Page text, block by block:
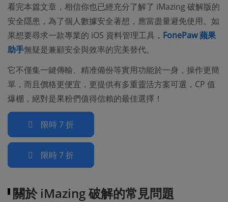
看完本篇文章，相信你也已經充分了解了 iMazing 破解版的
安全隱患，為了個人數據安全著想，應當盡量避免使用。如
果想要尋求一款專業的 iOS 資料管理工具， FonePaw 蘋果
助手無疑是兼顧安全與效率的完美替代。
它不僅集一鍵傳輸、精准備份等實用功能於一身，操作更簡
單，而且價格更便宜，更提供有多重靈活方案可選，CP 值
爆棚，絕對是果粉們值得信賴的最佳選擇！
限時 7 折
限時 7 折
關於 iMazing 破解的常見問題